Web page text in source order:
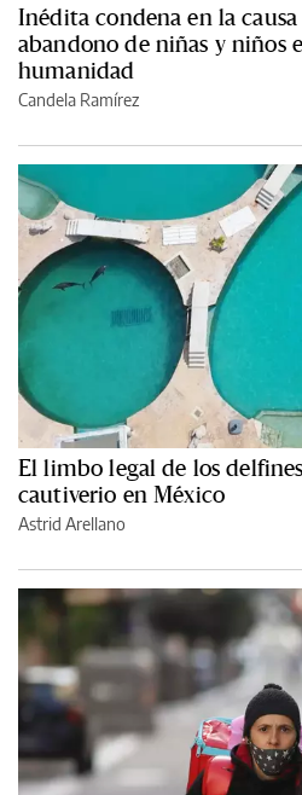
Inédita condena en la causa
abandono de niñas y niños
humanidad
Candela Ramírez
El limbo legal de los
cautiverio en México
Astrid Arellano